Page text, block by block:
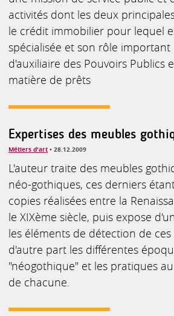
activités dont les deux
le crédit immobilier pour lequel
spécialisée et son rôle important
d'auxiliaire des Pouvoirs Publics
matière de prêts
Expertises des meubles
Métiers d'art • 28.12.2009
L'auteur traite des meubles
néo-gothiques, ces derniers
copies réalisées entre la
le XIXème siècle, puis expose
les éléments de détection de ces
d'autre part les différentes
"néogothique" et les pratiques
de chacune.